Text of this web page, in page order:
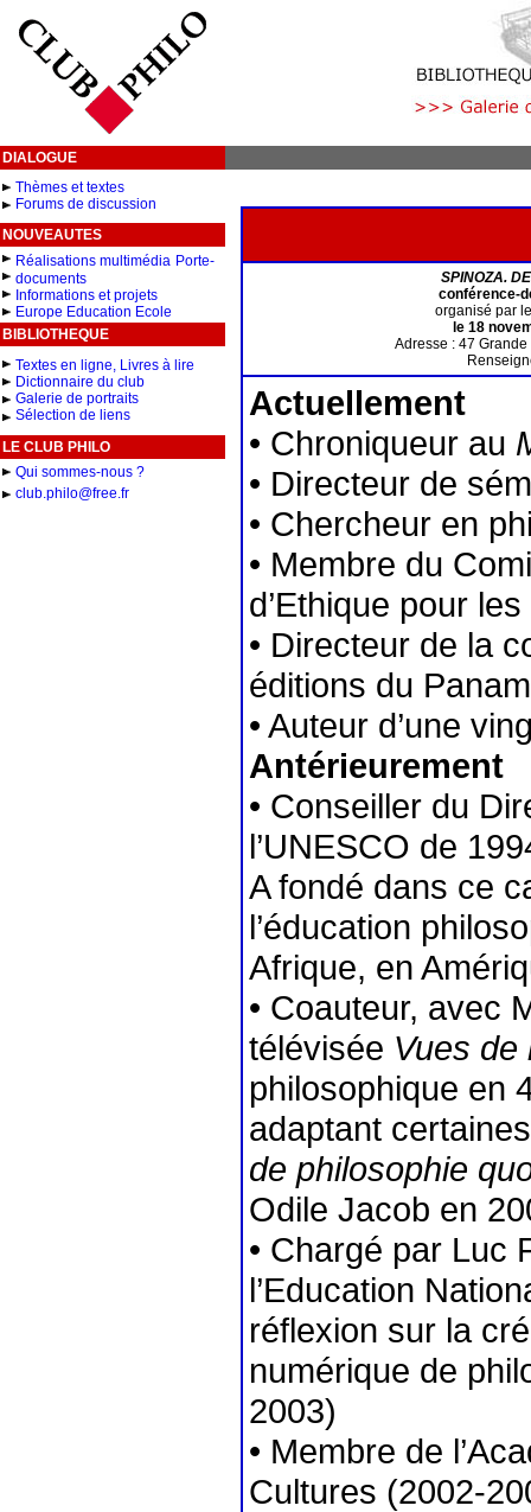
DIALOGUE
Thèmes et textes
Forums de discussion
NOUVEAUTES
Réalisations multimédia Porte-
documents
Informations et projets
Europe Education Ecole
BIBLIOTHEQUE
Textes en ligne, Livres à lire
Dictionnaire du club
Galerie de portraits
Sélection de liens
LE CLUB PHILO
Qui sommes-nous ?
club.philo@free.fr
SPINOZA.
conférence-
organisé par
le 18
Adresse : 47
Actuellement
• Chroniqueur au
• Directeur de
• Chercheur en
• Membre du
d’Ethique pour
• Directeur de la
éditions du
• Auteur d’une
Antérieurement
• Conseiller du
l’UNESCO de
A fondé dans ce
l’éducation
Afrique, en
• Coauteur, avec
télévisée Vues de
philosophique en
adaptant
de philosophie
Odile Jacob en
• Chargé par Luc
l’Education
réflexion sur la
numérique de
2003)
• Membre de
Cultures (2002-